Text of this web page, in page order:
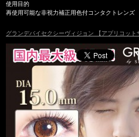
使用目的
再使用可能な非視力補正用色付コンタクトレンズ
グランデバイセクシーヴィジョン 【アプリコット